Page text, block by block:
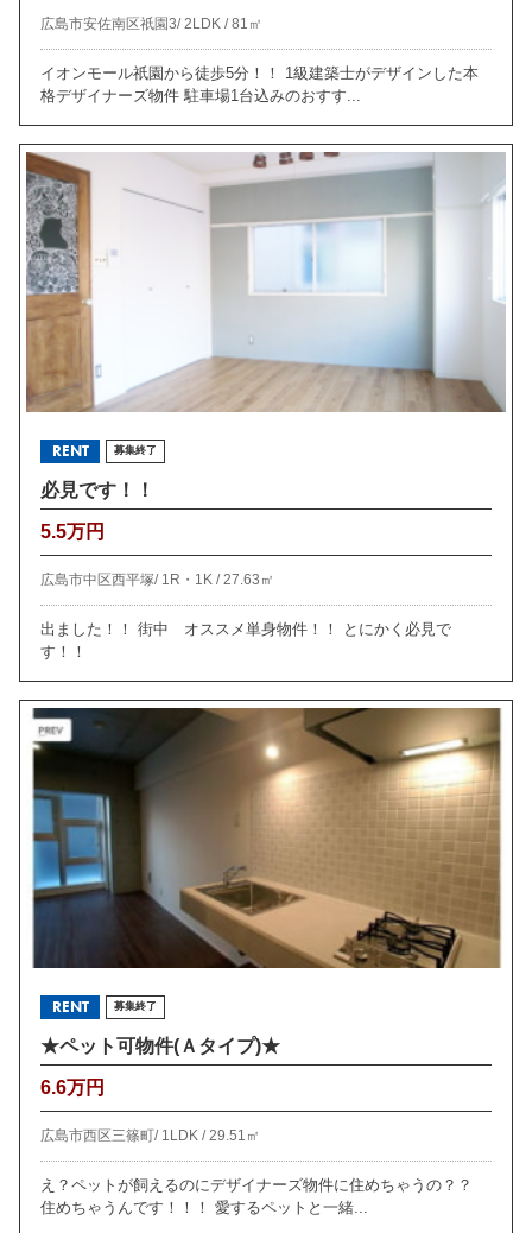
広島市安佐南区祇園3/2LDK /81㎡
イオンモール祇園から徒歩5分！！ 1級建築士がデザインした本
格デザイナーズ物件 駐車場1台込みのおすす...
RENT 募集終了
必見です！！
5.5万円
広島市中区西平塚/ 1R・1K /27.63㎡
出ました！！ 街中 オススメ単身物件！！ とにかく必見で
す！！
RENT 募集終了
★ペット可物件(Ａタイプ)★
6.6万円
広島市西区三篠町/ 1LDK /29.51㎡
え？ペットが飼えるのにデザイナーズ物件に住めちゃうの？？
住めちゃうんです！！！ 愛するペットと一緒...